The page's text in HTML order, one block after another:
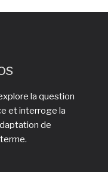
la question
et interroge la
de
terme.